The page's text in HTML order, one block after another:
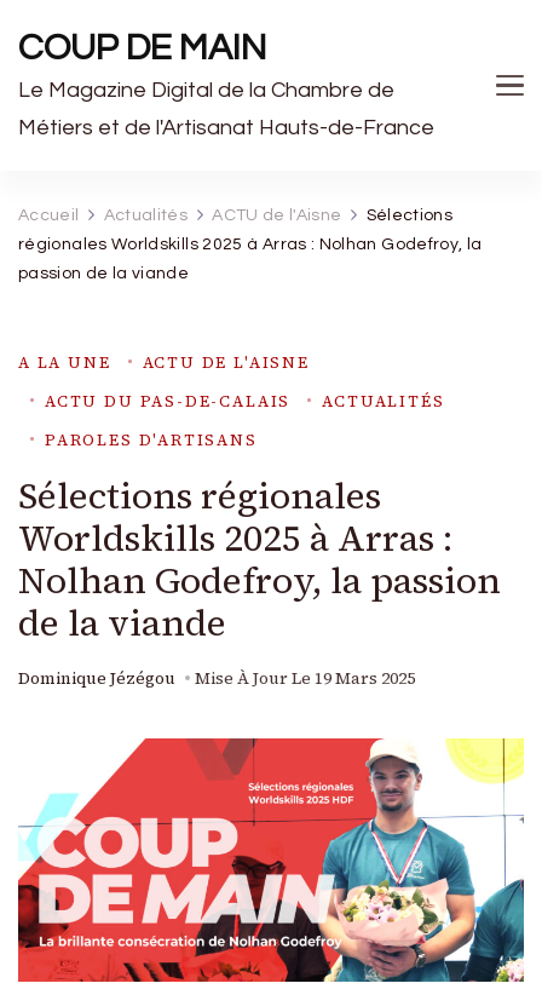
COUP DE MAIN
Le Magazine Digital de la Chambre de
Métiers et de l'Artisanat Hauts-de-France
Accueil Actualités ACTU de l'Aisne
Sélections
régionales Worldskills 2025 à Arras : Nolhan Godefroy, la
passion de la viande
A LA UNE
ACTU DE L'AISNE
ACTU DU PAS-DE-CALAIS
ACTUALITÉS
PAROLES D'ARTISANS
Sélections régionales
Worldskills 2025 à Arras :
Nolhan Godefroy, la passion
de la viande
Dominique Jézégou Mise À Jour Le 19 Mars 2025